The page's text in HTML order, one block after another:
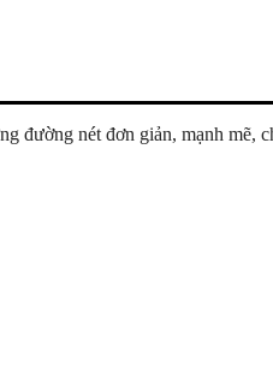
nét đơn giản, mạnh mẽ,